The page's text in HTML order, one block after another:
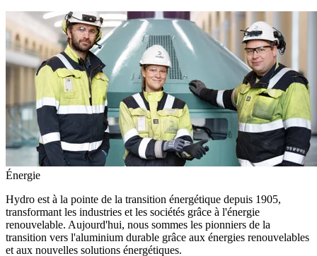
Énergie
Hydro est à la pointe de la transition énergétique depuis 1905,
transformant les industries et les sociétés grâce à l'énergie
renouvelable. Aujourd'hui, nous sommes les pionniers de la
transition vers l'aluminium durable grâce aux énergies renouvelables
et aux nouvelles solutions énergétiques.